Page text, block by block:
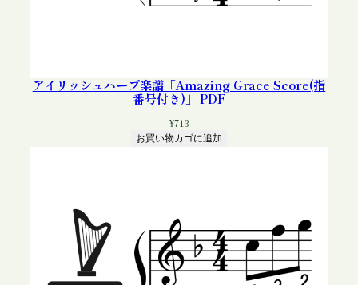
アイリッシュハープ楽譜「Amazing Grace Score(指
番号付き)」 PDF
¥713
お買い物カゴに追加